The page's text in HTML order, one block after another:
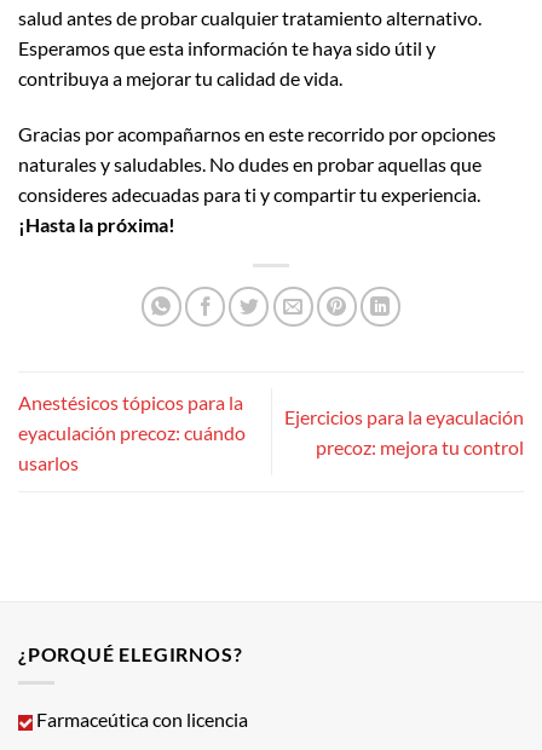
salud antes de probar cualquier tratamiento alternativo.
Esperamos que esta información te haya sido útil y
contribuya a mejorar tu calidad de vida.
Gracias por acompañarnos en este recorrido por opciones
naturales y saludables. No dudes en probar aquellas que
consideres adecuadas para ti y compartir tu experiencia.
¡Hasta la próxima!
Anestésicos tópicos para la
eyaculación precoz: cuándo
usarlos
Ejercicios para la eyaculación
precoz: mejora tu control
¿PORQUÉ ELEGIRNOS?
Farmaceútica con licencia